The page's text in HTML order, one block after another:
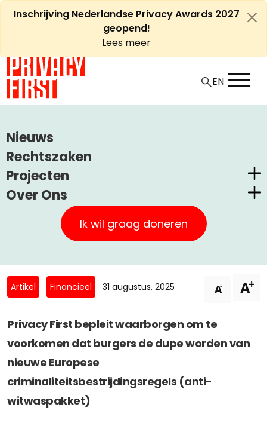
Ga
naarInschrijving Nederlandse Privacy Awards 2027
geopend!
Lees meer
Nieuws
Rechtszaken
Projecten
Nederlandse Privacy Awards
Claimstichting CUIC
PrivacyWijzer
Privacy Coalitie
PSD2-me-niet
Over Ons
Privacy First
Onze Successen
Kom in actie
Nieuwsbrieven
Privacybeleid
ANBI Status
Playlist
Ik wil graag doneren
EN
PERMANENTE SURVEILLANCE DREIGT ONDER NIEUWE ANTI-
WITWASREGELS
Permanente surveillance
dreigt onder nieuwe anti-
witwasregels
Artikel Financieel 31 augustus, 2025 A- A+
Privacy First bepleit waarborgen om te
voorkomen dat burgers de dupe worden van
nieuwe Europese
criminaliteitsbestrijdingsregels (anti-
witwaspakket)